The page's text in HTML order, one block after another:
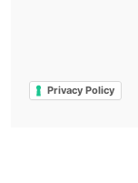
Privacy Policy